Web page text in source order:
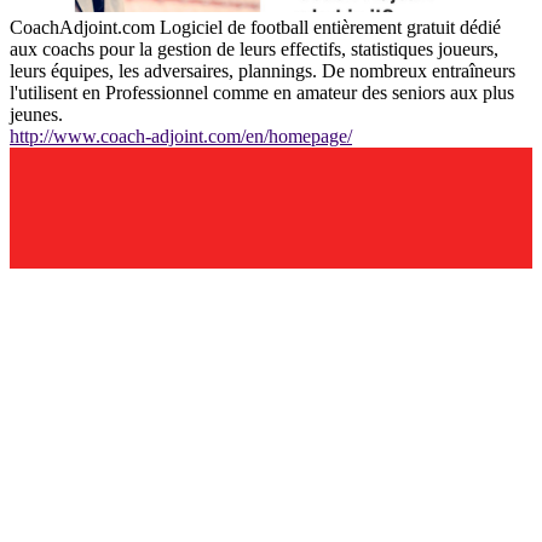
CoachAdjoint.com Logiciel de football entièrement gratuit dédié
aux coachs pour la gestion de leurs effectifs, statistiques joueurs,
leurs équipes, les adversaires, plannings. De nombreux entraîneurs
l'utilisent en Professionnel comme en amateur des seniors aux plus
jeunes.
http://www.coach-adjoint.com/en/homepage/